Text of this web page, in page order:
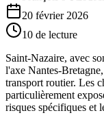
20 février 2026
10 de lecture
Saint-Nazaire, avec
l'axe Nantes-
transport routier. Les
particulièrement
risques spécifiques et